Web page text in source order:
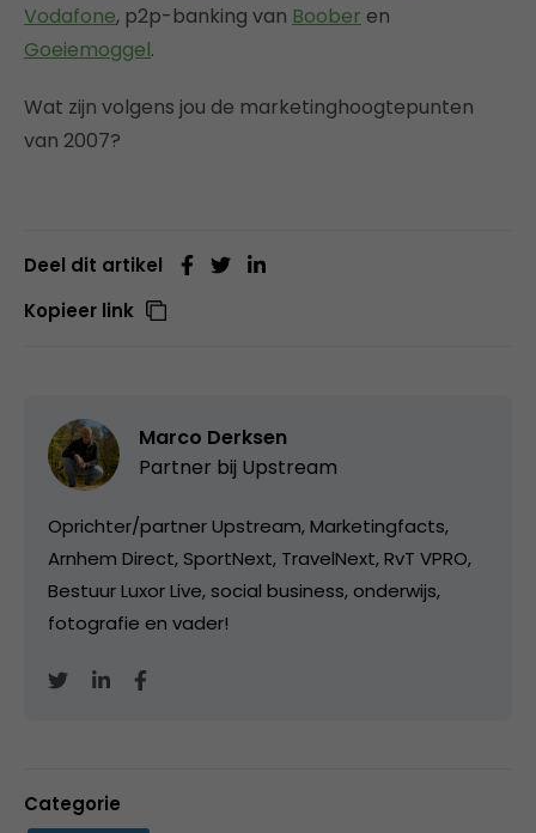
Vodafone, p2p-banking van Boober en
Goeiemoggel.
Wat zijn volgens jou de marketinghoogtepunten
van 2007?
Deel dit artikel
Kopieer link
Marco Derksen
Partner bij Upstream
Oprichter/partner Upstream, Marketingfacts,
Arnhem Direct, SportNext, TravelNext, RvT VPRO,
Bestuur Luxor Live, social business, onderwijs,
fotografie en vader!
Categorie